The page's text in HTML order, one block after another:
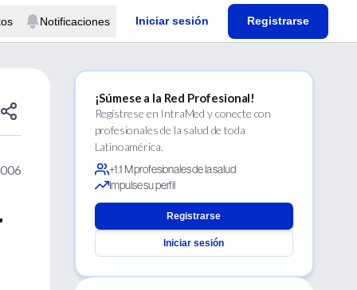
Notificaciones Iniciar sesión Registrarse
¡Súmese a la Red Profesional!
Regístrese en IntraMed y conecte con
profesionales de la salud de toda
Latinoamérica.
+1.1 M profesionales de la salud
Impulse su perfil
Registrarse
Iniciar sesión